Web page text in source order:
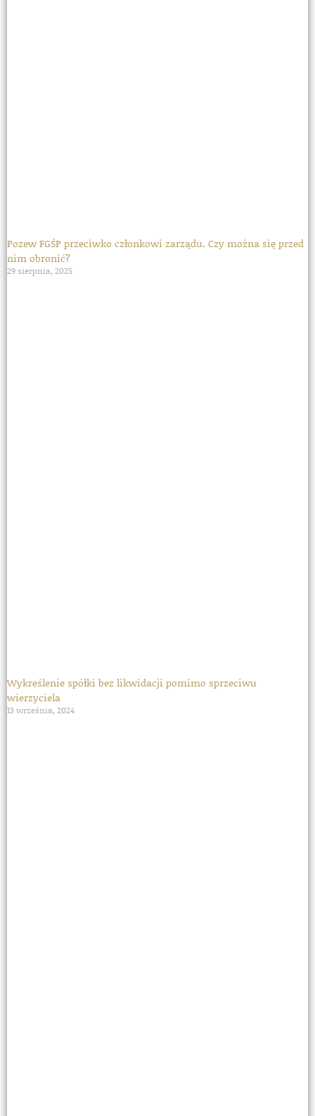
Pozew FGŚP przeciwko członkowi zarządu. Czy można się przed
nim obronić?
29 sierpnia, 2025
Wykreślenie spółki bez likwidacji pomimo sprzeciwu
wierzyciela
13 września, 2024